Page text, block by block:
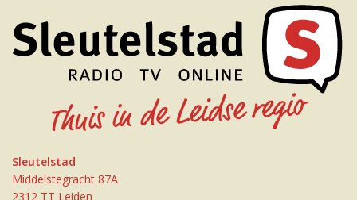
Sleutelstad
Middelstegracht 87A
2312 TT Leiden